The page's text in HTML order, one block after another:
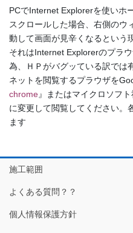
PCでInternet Explorerを使いホ
スクロールした場合、右側のウ
動して画面が見辛くなるという
それはInternet Explorerのプラ
為、ＨＰがバグッている訳では
ネットを閲覧するプラウザを
chrome』またはマイクロソフ
に変更して閲覧してください。
ます
施工範囲
よくある質問？？
個人情報保護方針